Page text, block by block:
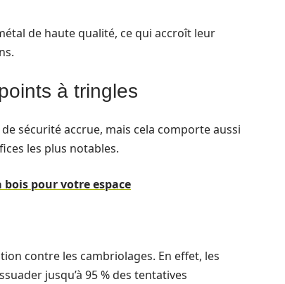
de haute qualité, ce qui accroît leur
à tringles
sécurité accrue, mais cela comporte aussi
les plus notables.
pour votre espace
contre les cambriolages. En effet, les
jusqu’à 95 % des tentatives